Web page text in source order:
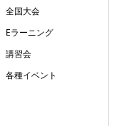
全国大会
Eラーニング
講習会
各種イベント